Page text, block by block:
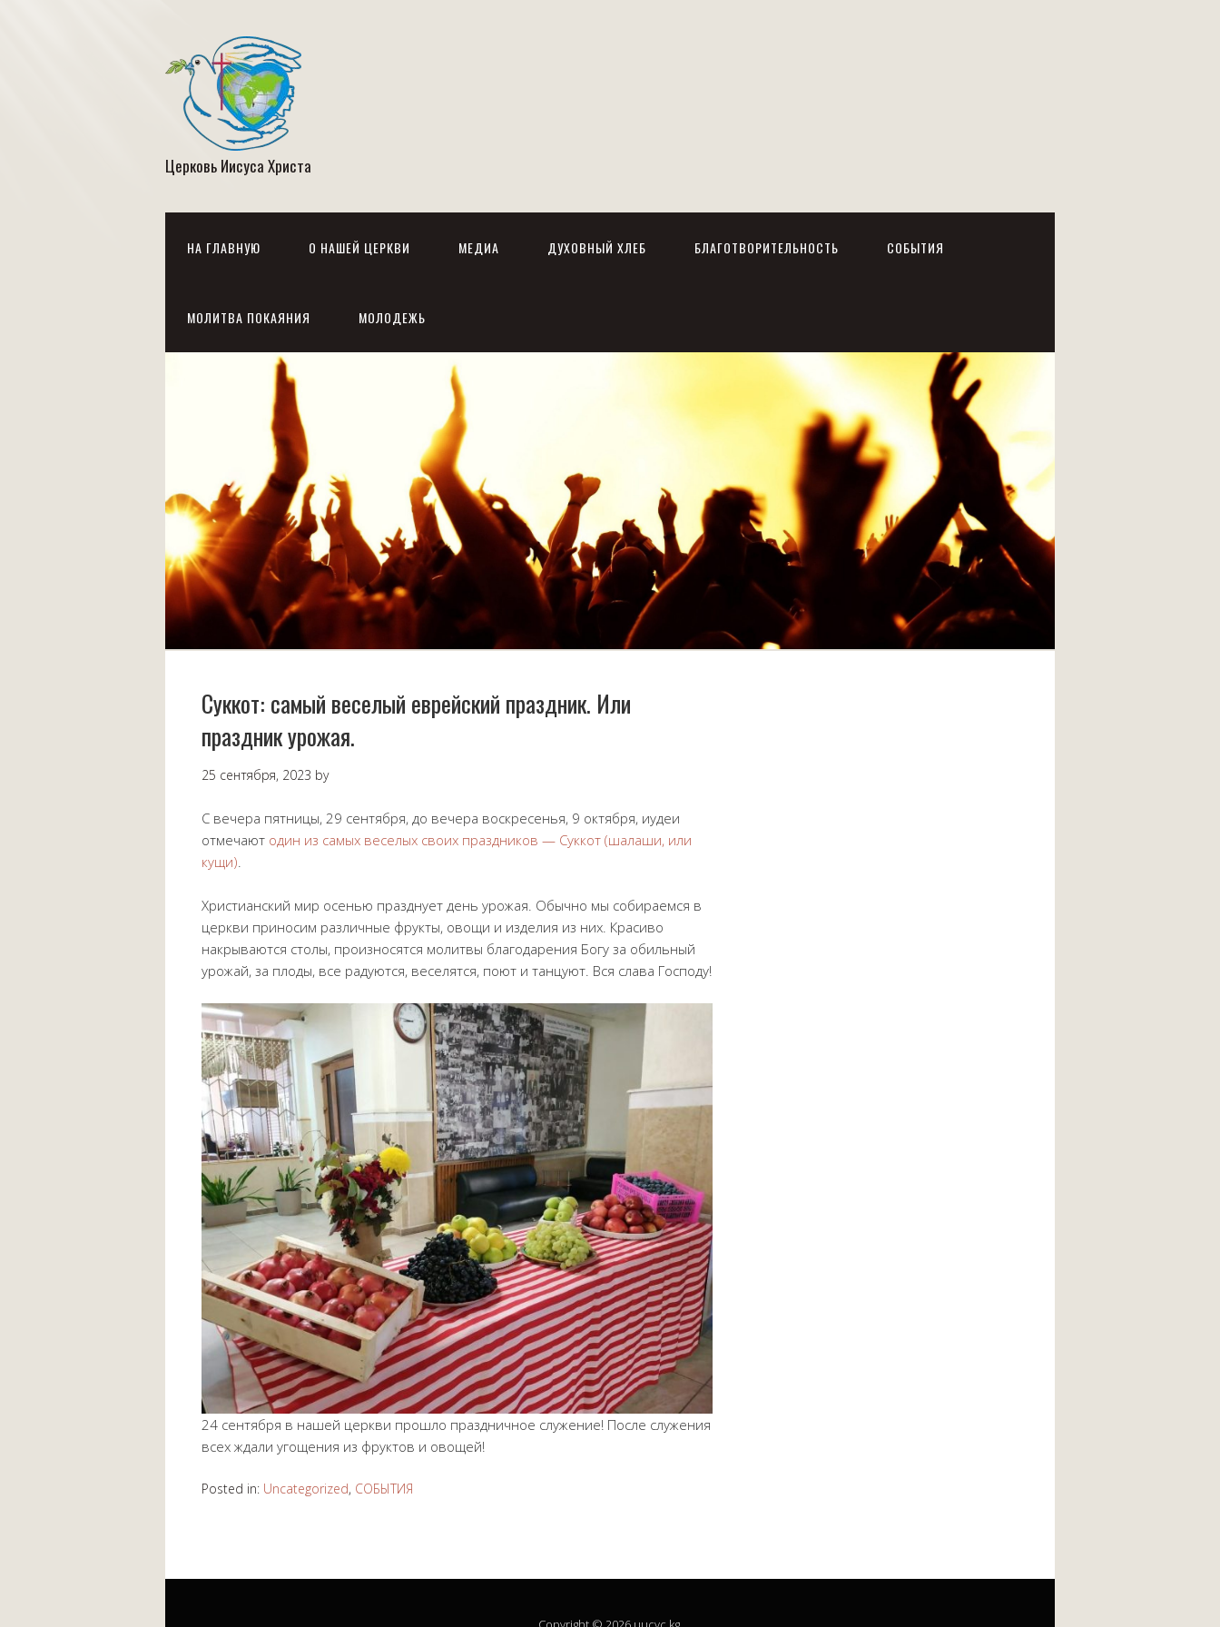
Церковь Иисуса Христа
НА ГЛАВНУЮ О НАШЕЙ ЦЕРКВИ МЕДИА ДУХОВНЫЙ ХЛЕБ БЛАГОТВОРИТЕЛЬНОСТЬ СОБЫТИЯ
МОЛИТВА ПОКАЯНИЯ МОЛОДЕЖЬ
Суккот: самый веселый еврейский праздник. Или
праздник урожая.
25 сентября, 2023 by
С вечера пятницы, 29 сентября, до вечера воскресенья, 9 октября, иудеи
отмечают один из самых веселых своих праздников — Суккот (шалаши, или
кущи)
Христианский мир осенью празднует день урожая. Обычно мы собираемся в
церкви приносим различные фрукты, овощи и изделия из них. Красиво
накрываются столы, произносятся молитвы благодарения Богу за обильный
урожай, за плоды, все радуются, веселятся, поют и танцуют. Вся слава Господу!
24 сентября в нашей церкви прошло праздничное служение! После служения
всех ждали угощения из фруктов и овощей!
Posted in: Uncategorized, СОБЫТИЯ